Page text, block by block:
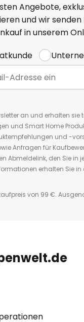
Angebote,
und wir senden
in unserem
an und erhalten
und Smart Home
und -
Anfragen für
Abmeldelink, den Sie in
erhalten Sie in
von 99 €.